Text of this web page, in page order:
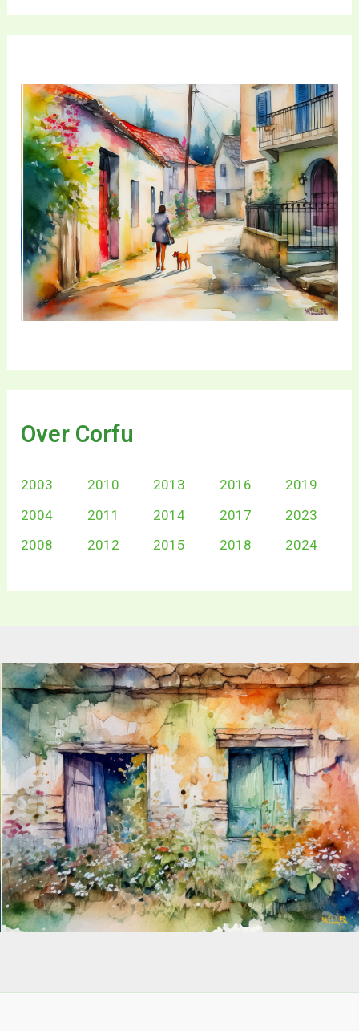
Over Corfu
2003
2004
2008
2010
2011
2012
2013
2014
2015
2016
2017
2018
2019
2023
2024